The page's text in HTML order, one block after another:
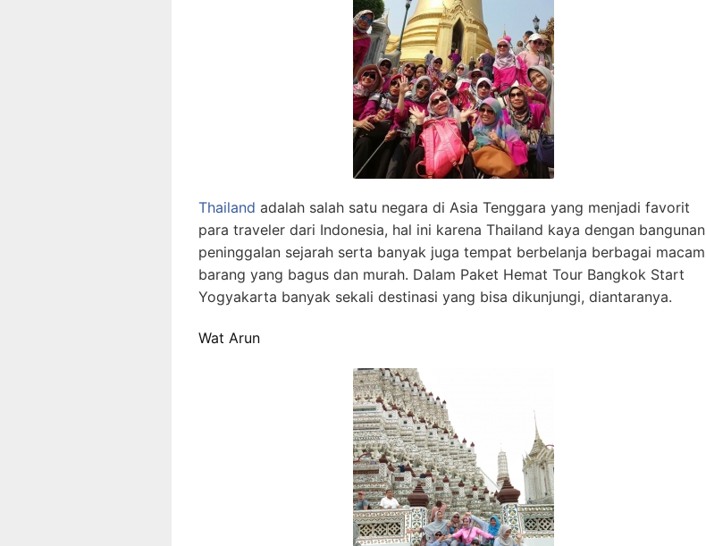
Thailand adalah salah satu negara di Asia Tenggara yang menjadi favorit
para traveler dari Indonesia, hal ini karena Thailand kaya dengan bangunan
peninggalan sejarah serta banyak juga tempat berbelanja berbagai macam
barang yang bagus dan murah. Dalam Paket Hemat Tour Bangkok Start
Yogyakarta banyak sekali destinasi yang bisa dikunjungi, diantaranya.
Wat Arun